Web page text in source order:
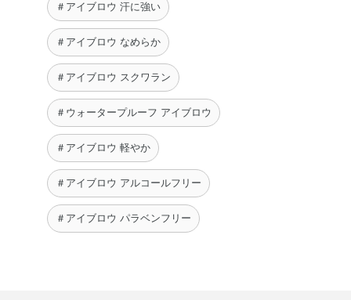
＃アイブロウ 汗に強い
＃アイブロウ なめらか
＃アイブロウ スクワラン
＃ウォータープルーフ アイブロウ
＃アイブロウ 軽やか
＃アイブロウ アルコールフリー
＃アイブロウ パラベンフリー